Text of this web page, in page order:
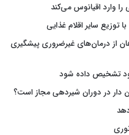
وارد اقیانوس می‌کند
توزیع سایر اقلام غذایی
درمان‌های غیرضروری پیشگیری
تشخیص داده شود
دار در دوران شیردهی مجاز است؟